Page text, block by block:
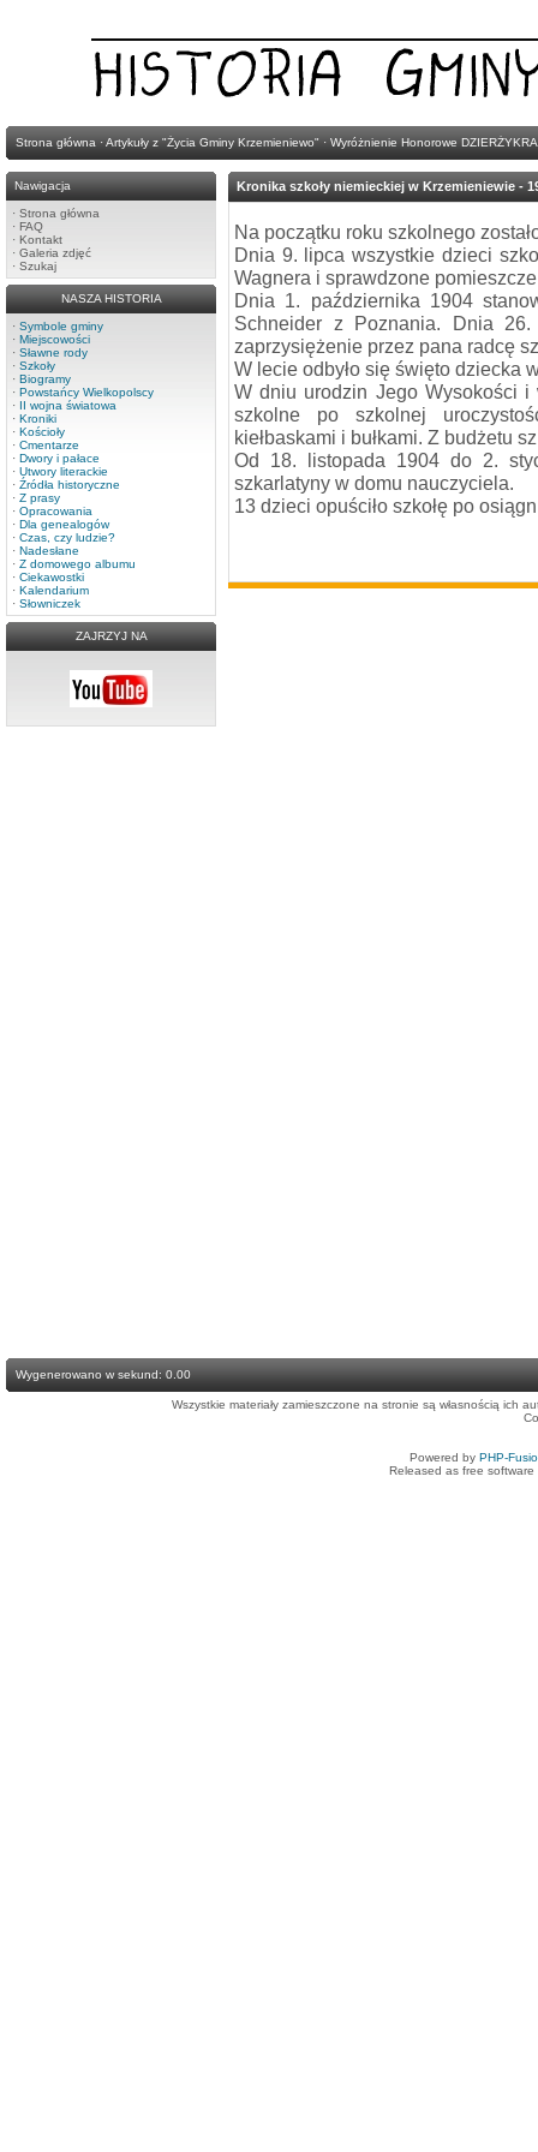
Strona główna ·Artykuły z "Życia Gminy Krzemieniewo" · Wyróżnienie Honorowe
Nawigacja
· Strona główna
· FAQ
· Kontakt
· Galeria zdjęć
· Szukaj
NASZA HISTORIA
· Symbole gminy
· Miejscowości
· Sławne rody
· Szkoły
· Biogramy
· Powstańcy Wielkopolscy
· II wojna światowa
· Kroniki
· Kościoły
· Cmentarze
· Dwory i pałace
· Utwory literackie
· Źródła historyczne
· Z prasy
· Opracowania
· Dla genealogów
· Czas, czy ludzie?
· Nadesłane
· Z domowego albumu
· Ciekawostki
· Kalendarium
· Słowniczek
ZAJRZYJ NA
Kronika szkoły niemieckiej w Krzemieniewie -
Na początku roku szkolnego
Dnia 9. lipca wszystkie dzieci
Wagnera i sprawdzone
Dnia 1. października 1904
Schneider z Poznania. Dnia
zaprzysiężenie przez pana radcę
W lecie odbyło się święto dziecka
W dniu urodzin Jego Wysokości
szkolne po szkolnej
kiełbaskami i bułkami. Z budżetu
Od 18. listopada 1904 do 2.
szkarlatyny w domu nauczyciela.
13 dzieci opuściło szkołę po
Wygenerowano w sekund: 0.00
Wszystkie materiały zamieszczone na stronie są własnością ich
Powered by PHP-
Released as free